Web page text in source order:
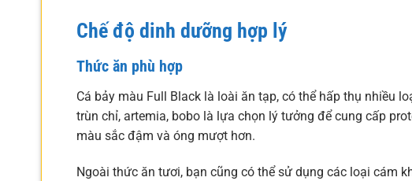
Chế độ dinh dưỡng hợp lý
Thức ăn phù hợp
Cá bảy màu Full Black là loài ăn tạp, có thể hấp thụ nhiều
trùn chỉ, artemia, bobo là lựa chọn lý tưởng để cung cấp
màu sắc đậm và óng mượt hơn.
Ngoài thức ăn tươi, bạn cũng có thể sử dụng các loại cám